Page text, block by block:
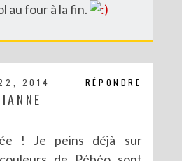
au four à la fin.
RÉPONDRE
2014
! Je peins déjà sur